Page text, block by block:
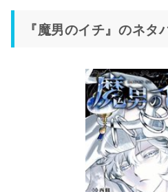
『魔男のイチ』のネタ